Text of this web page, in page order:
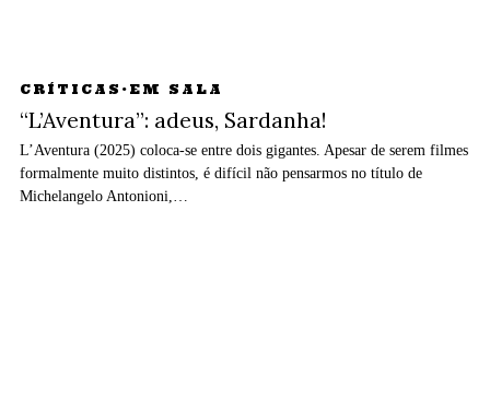
CRÍTICAS · EM SALA
“L’Aventura”: adeus, Sardanha!
L’Aventura (2025) coloca-se entre dois gigantes. Apesar de serem filmes
formalmente muito distintos, é difícil não pensarmos no título de
Michelangelo Antonioni,…